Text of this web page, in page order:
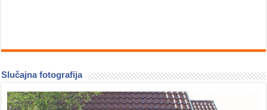
Slučajna fotografija